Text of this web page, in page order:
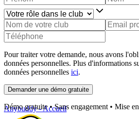
Pour traiter votre demande, nous avons
données personnelles. Plus d'informations
données personnelles ici.
Demander une démo gratuite
Démo gratuite • Sans engagement • Mise
Anybuddy - Accueil